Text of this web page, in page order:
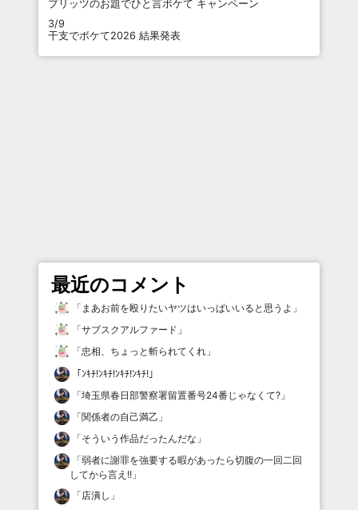
プリッツのお題でひと言ボケて キャンペーン
3/9
干支でボケて2026 結果発表
最近のコメント
「 まあお前を殴りたいヤツはいっぱいいると思うよ 」
「サブスクアルファード 」
「忠相、ちょっと斬られてくれ 」
「ﾝｷﾁ!ﾝｷﾁ!ﾝｷﾁ!ﾝｷﾁ! 」
「埼玉県春日部警察署留置番号24番じゃなくて? 」
「関係者の自己満乙 」
「そういう作品だったんだな 」
「弱者に謝罪を強要する暇があったら切腹の一回二回
してから言え!! 」
「店潰し 」